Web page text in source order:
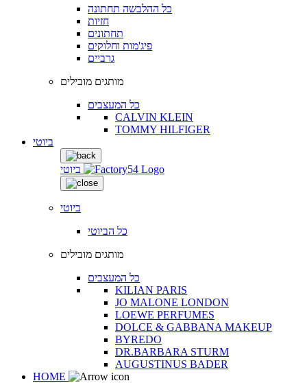
כל ההלבשה תחתונה
חזיות
תחתונים
פיג'מות וחלוקים
גרביים
מותגים מובילים
כל המעצבים
CALVIN KLEIN
TOMMY HILFIGER
ביוטי
ביוטי
ביוטי
כל הביוטי
מותגים מובילים
כל המעצבים
KILIAN PARIS
JO MALONE LONDON
LOEWE PERFUMES
DOLCE & GABBANA MAKEUP
BYREDO
DR.BARBARA STURM
AUGUSTINUS BADER
HOME